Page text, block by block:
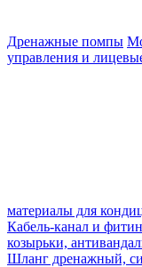
Дренажные помпы
управления и
материалы для
Кабель-канал и
козырьки,
Шланг дренажный,